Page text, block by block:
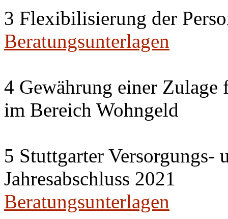
3 Flexibilisierung der
Beratungsunterlagen
4 Gewährung einer
im Bereich Wohngeld
5 Stuttgarter Versorgungs-
Jahresabschluss 2021
Beratungsunterlagen